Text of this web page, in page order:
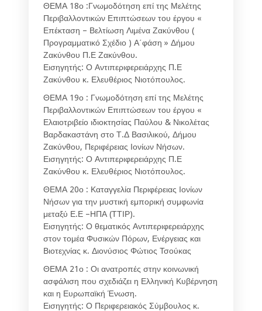
ΘΕΜΑ 18ο :Γνωμοδότηση επί της Μελέτης
Περιβαλλοντικών Επιπτώσεων του έργου «
Επέκταση – Βελτίωση Λιμένα Ζακύνθου (
Προγραμματικό Σχέδιο ) Α΄φάση » Δήμου
Ζακύνθου Π.Ε Ζακύνθου.
Εισηγητής: Ο Αντιπεριφερειάρχης Π.Ε
Ζακύνθου κ. Ελευθέριος Νιοτόπουλος.
ΘΕΜΑ 19ο : Γνωμοδότηση επί της Μελέτης
Περιβαλλοντικών Επιπτώσεων του έργου «
Ελαιοτριβείο ιδιοκτησίας Παύλου & Νικολέτας
Βαρδακαστάνη στο Τ.Δ Βασιλικού, Δήμου
Ζακύνθου, Περιφέρειας Ιονίων Νήσων.
Εισηγητής: Ο Αντιπεριφερειάρχης Π.Ε
Ζακύνθου κ. Ελευθέριος Νιοτόπουλος.
ΘΕΜΑ 20ο : Καταγγελία Περιφέρειας Ιονίων
Νήσων για την μυστική εμπορική συμφωνία
μεταξύ Ε.Ε –ΗΠΑ (ΤΤΙΡ).
Εισηγητής: Ο θεματικός Αντιπεριφερειάρχης
στον τομέα Φυσικών Πόρων, Ενέργειας και
Βιοτεχνίας κ. Διονύσιος Φώτιος Τσούκας
ΘΕΜΑ 21ο : Οι ανατροπές στην κοινωνική
ασφάλιση που σχεδιάζει η Ελληνική Κυβέρνηση
και η Ευρωπαϊκή Ένωση.
Εισηγητής: Ο Περιφερειακός Σύμβουλος κ.